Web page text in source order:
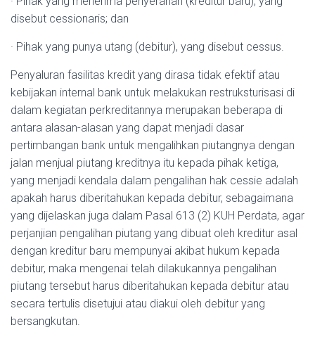
disebut cessionaris; dan
· Pihak yang punya utang (debitur), yang disebut cessus.
Penyaluran fasilitas kredit yang dirasa tidak efektif atau
kebijakan internal bank untuk melakukan restruksturisasi di
dalam kegiatan perkreditannya merupakan beberapa di
antara alasan-alasan yang dapat menjadi dasar
pertimbangan bank untuk mengalihkan piutangnya dengan
jalan menjual piutang kreditnya itu kepada pihak ketiga,
yang menjadi kendala dalam pengalihan hak cessie adalah
apakah harus diberitahukan kepada debitur, sebagaimana
yang dijelaskan juga dalam Pasal 613 (2) KUH Perdata, agar
perjanjian pengalihan piutang yang dibuat oleh kreditur asal
dengan kreditur baru mempunyai akibat hukum kepada
debitur, maka mengenai telah dilakukannya pengalihan
piutang tersebut harus diberitahukan kepada debitur atau
secara tertulis disetujui atau diakui oleh debitur yang
bersangkutan.